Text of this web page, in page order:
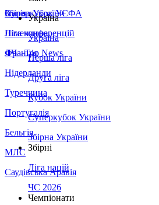
Збірна України
Італія
Німеччина
Франція
Нідерланди
Туреччина
Португалія
Бельгія
МЛС
Саудівська Аравія
Суперкубок УЄФА
Ліга конференцій
ЛЧ - Top News
Україна
Україна
Перша ліга
Друга ліга
Кубок України
Суперкубок України
Збірна України
Збірні
Ліга націй
ЧС 2026
Чемпіонати